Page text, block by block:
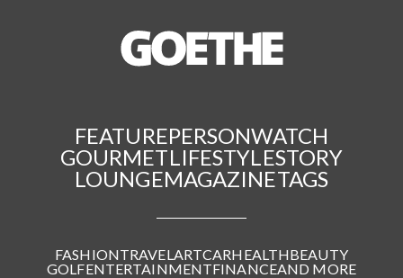
FEATUREPERSONWATCH
GOURMETLIFESTYLESTORY
LOUNGEMAGAZINETAGS
FASHIONTRAVELARTCARHEALTHBEAUTY
GOLFENTERTAINMENTFINANCEAND MORE